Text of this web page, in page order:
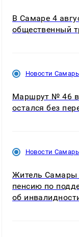
В Самаре 4
общественный
Новости
Маршрут № 46
остался без
Новости
Житель Самары
пенсию по
об